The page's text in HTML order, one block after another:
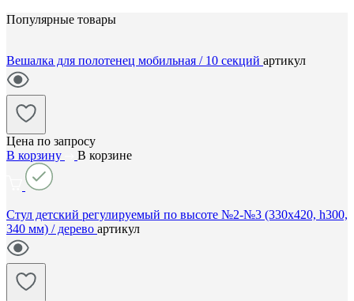
Популярные товары
Вешалка для полотенец мобильная / 10 секций артикул
Цена по запросу
В корзину
В корзине
Стул детский регулируемый по высоте №2-№3 (330х420, h300,
340 мм) / дерево артикул